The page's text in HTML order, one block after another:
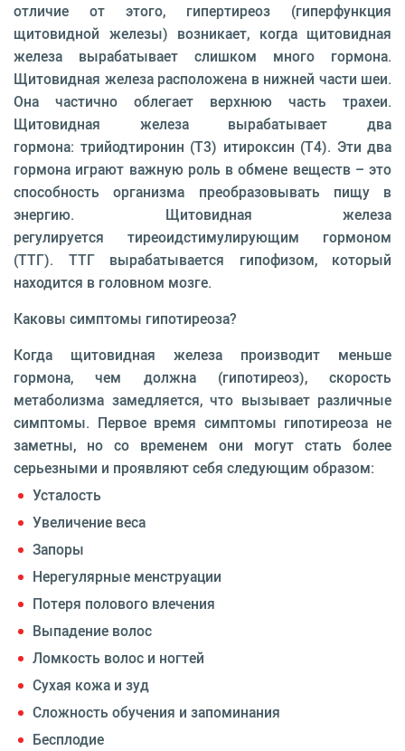
отличие от этого, гипертиреоз (гиперфункция
щитовидной железы) возникает, когда щитовидная
железа вырабатывает слишком много гормона.
Щитовидная железа расположена в нижней части шеи.
Она частично облегает верхнюю часть трахеи.
Щитовидная железа вырабатывает два
гормона: трийодтиронин (Т3) итироксин (Т4). Эти два
гормона играют важную роль в обмене веществ – это
способность организма преобразовывать пищу в
энергию. Щитовидная железа
регулируется тиреоидстимулирующим гормоном
(ТТГ). ТТГ вырабатывается гипофизом, который
находится в головном мозге.
Каковы симптомы гипотиреоза?
Когда щитовидная железа производит меньше
гормона, чем должна (гипотиреоз), скорость
метаболизма замедляется, что вызывает различные
симптомы. Первое время симптомы гипотиреоза не
заметны, но со временем они могут стать более
серьезными и проявляют себя следующим образом:
Усталость
Увеличение веса
Запоры
Нерегулярные менструации
Потеря полового влечения
Выпадение волос
Ломкость волос и ногтей
Сухая кожа и зуд
Сложность обучения и запоминания
Бесплодие